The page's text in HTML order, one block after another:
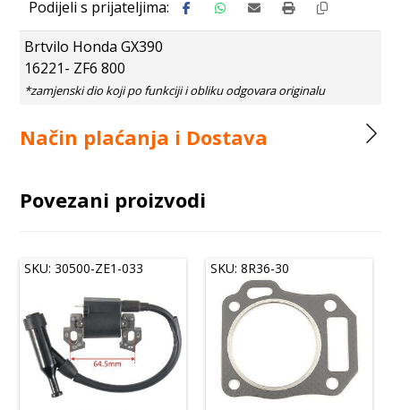
Brtvilo Honda GX390
16221- ZF6 800
Način plaćanja i Dostava
Povezani proizvodi
SKU: 30500-ZE1-033 SKU: 8R36-30